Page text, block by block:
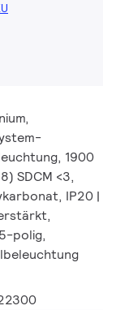
1900
SDCM <3,
IP20 |
polig,